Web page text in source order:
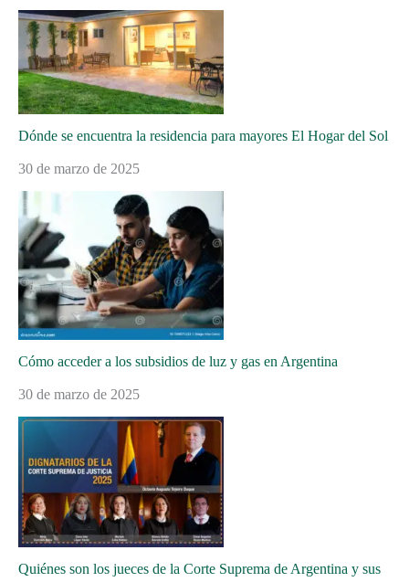
Dónde se encuentra la residencia para mayores El Hogar del Sol
30 de marzo de 2025
Cómo acceder a los subsidios de luz y gas en Argentina
30 de marzo de 2025
Quiénes son los jueces de la Corte Suprema de Argentina y sus